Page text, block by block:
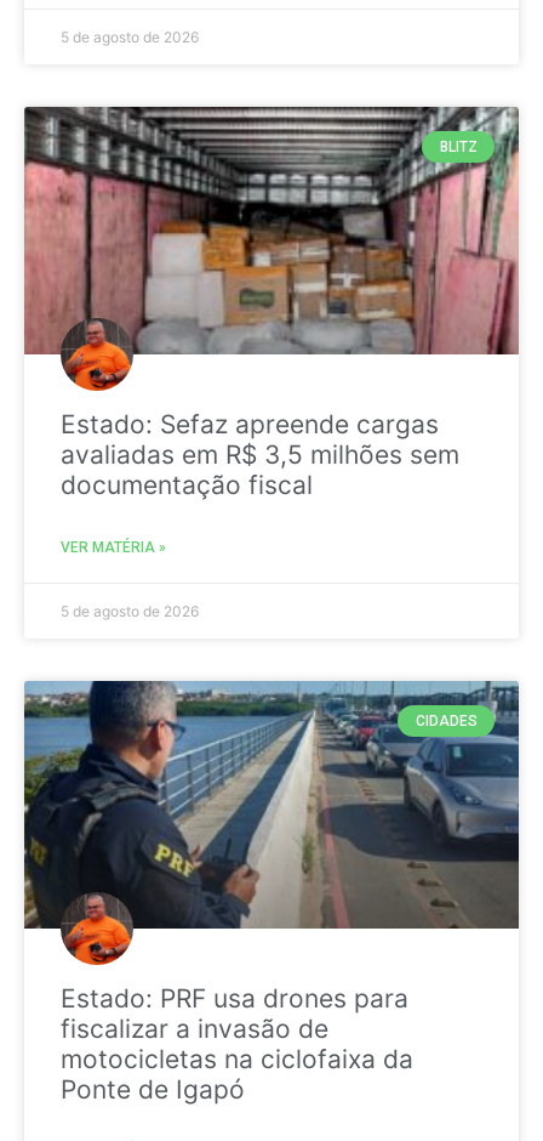
5 de agosto de 2026
BLITZ
Estado: Sefaz apreende cargas
avaliadas em R$ 3,5 milhões sem
documentação fiscal
VER MATÉRIA »
5 de agosto de 2026
CIDADES
Estado: PRF usa drones para
fiscalizar a invasão de
motocicletas na ciclofaixa da
Ponte de Igapó